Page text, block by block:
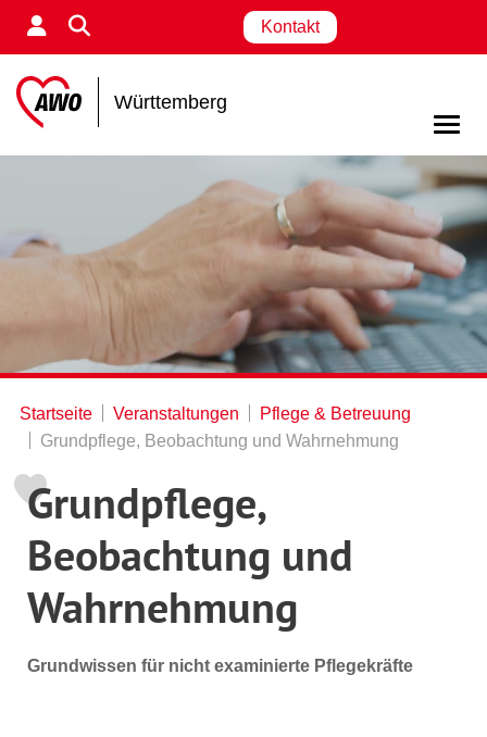
Kontakt
Württemberg
Startseite Veranstaltungen
Pflege & Betreuung
Grundpflege, Beobachtung und Wahrnehmung
Grundpflege,
Beobachtung und
Wahrnehmung
Grundwissen für nicht examinierte Pflegekräfte